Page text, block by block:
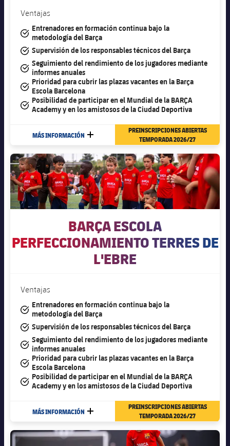
Ventajas
#tick
Entrenadores en formación continua bajo la
metodología del Barça
#tick
Supervisión de los responsables técnicos del Barça
#tick
Seguimiento del rendimiento de los jugadores mediante
informes anuales
#tick
Prioridad para cubrir las plazas vacantes en la Barça
Escola Barcelona
#tick
Posibilidad de participar en el Mundial de la BARÇA
Academy y en los amistosos de la Ciudad Deportiva
MÁS INFORMACIÓN MÁS
PREINSCRIPCIONES ABIERTAS
TEMPORADA 2026/27
BARÇA ESCOLA
PERFECCIONAMIENTO TERRES DE
L'EBRE
Ventajas
#tick
Entrenadores en formación continua bajo la
metodología del Barça
#tick
Supervisión de los responsables técnicos del Barça
#tick
Seguimiento del rendimiento de los jugadores mediante
informes anuales
#tick
Prioridad para cubrir las plazas vacantes en la Barça
Escola Barcelona
#tick
Posibilidad de participar en el Mundial de la BARÇA
Academy y en los amistosos de la Ciudad Deportiva
MÁS INFORMACIÓN MÁS
PREINSCRIPCIONES ABIERTAS
TEMPORADA 2026/27